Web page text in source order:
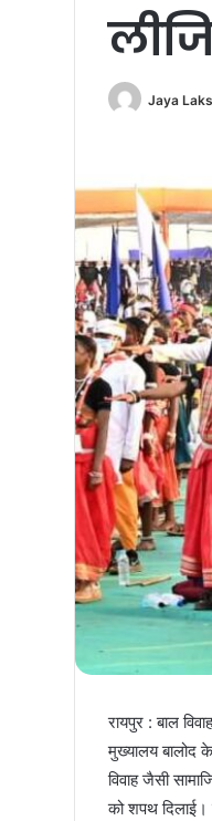
Jaya
रायपुर : बाल
मुख्यालय बालोद
विवाह जैसी
को शपथ दिलाई।